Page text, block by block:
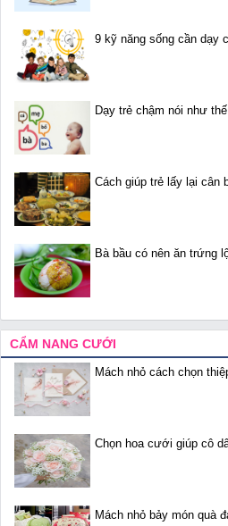
9 kỹ năng sống cần dạy
Dạy trẻ chậm nói như
Cách giúp trẻ lấy lại cân
Bà bầu có nên ăn trứng
CẨM NANG CƯỚI
Mách nhỏ cách chọn
Chọn hoa cưới giúp cô
Mách nhỏ bảy món quà